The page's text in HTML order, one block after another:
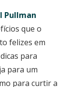
Pullman
que o
felizes em
para
para um
para curtir a